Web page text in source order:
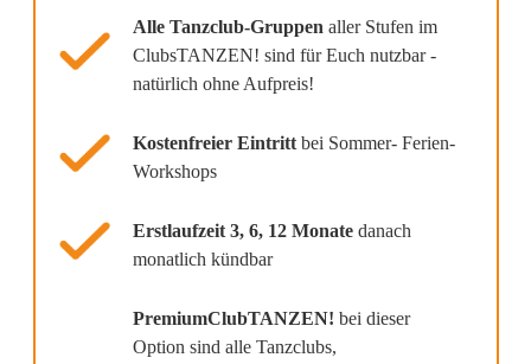
Alle Tanzclub-Gruppen aller Stufen im
ClubsTANZEN! sind für Euch nutzbar -
natürlich ohne Aufpreis!
Kostenfreier Eintritt bei Sommer- Ferien-
Workshops
Erstlaufzeit 3, 6, 12 Monate danach
monatlich kündbar
PremiumClubTANZEN! bei dieser
Option sind alle Tanzclubs,